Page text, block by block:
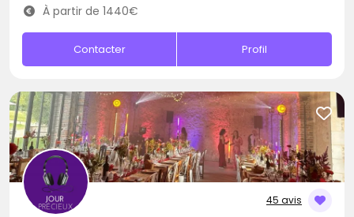
À partir de 1440€
Contacter Profil
45 avis